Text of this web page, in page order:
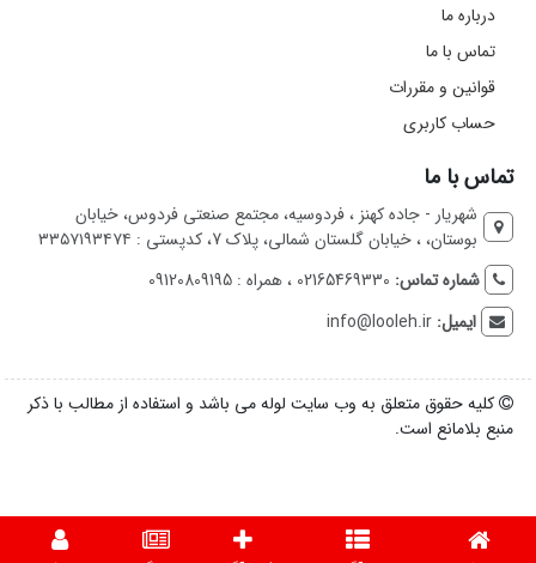
درباره ما
تماس با ما
قوانین و مقررات
حساب کاربری
تماس با ما
شهریار - جاده کهنز ، فردوسیه، مجتمع صنعتی فردوس، خیابان
بوستان، ، خیابان گلستان شمالی، پلاک 7، کدپستی : ۳۳۵۷۱۹۳۴۷۴
شماره تماس: 02165469330 ، همراه : 09120809195
ایمیل:info@looleh.ir
کلیه حقوق متعلق به وب سایت لوله می باشد و استفاده از مطالب با ذکر
منبع بلامانع است.